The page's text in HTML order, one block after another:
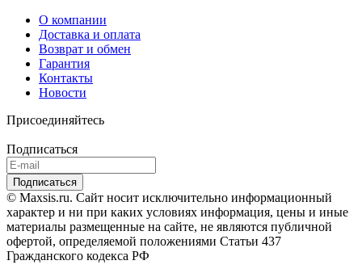
О компании
Доставка и оплата
Возврат и обмен
Гарантия
Контакты
Новости
Присоединяйтесь
Подписаться
© Maxsis.ru. Сайт носит исключительно информационный
характер и ни при каких условиях информация, цены и иные
материалы размещенные на сайте, не являются публичной
офертой, определяемой положениями Статьи 437
Гражданского кодекса РФ